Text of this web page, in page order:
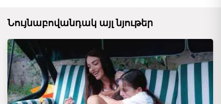
Նույնաբովանդակ այլ նյութեր